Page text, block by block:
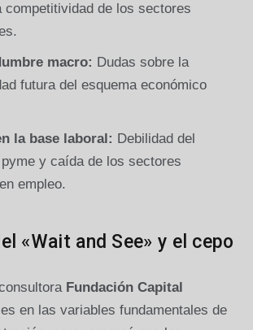
competitividad de los sectores
macro: Dudas sobre la
futura del esquema económico
la base laboral: Debilidad del
y caída de los sectores
empleo.
«Wait and See» y el cepo
Fundación Capital
en las variables fundamentales de